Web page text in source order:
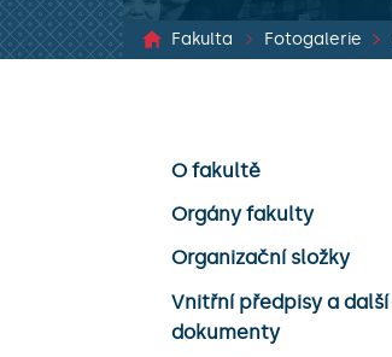
Fakulta Fotogalerie
O fakultě
Orgány fakulty
Organizační složky
Vnitřní předpisy a další
dokumenty